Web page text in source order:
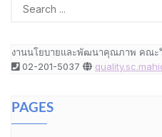
งานนโยบายและพัฒนาคุณภาพ คณะ
02-201-5037
PAGES